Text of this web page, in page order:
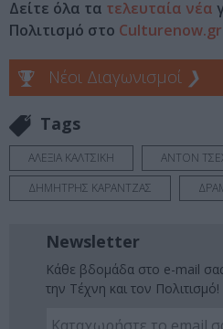
Δείτε όλα τα τελευταία νέα
Πολιτισμό στο Culturenow.gr
Νέοι Διαγωνισμοί ❯
Tags
ΑΛΕΞΙΑ ΚΑΛΤΣΙΚΗ
ΑΝΤΟΝ
ΔΗΜΗΤΡΗΣ ΚΑΡΑΝΤΖΑΣ
Newsletter
Κάθε βδομάδα στο e-mail σας
την Τέχνη και τον Πολιτισμό!